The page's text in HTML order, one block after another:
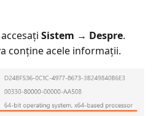
Sistem → Despre.
conține acele informații.